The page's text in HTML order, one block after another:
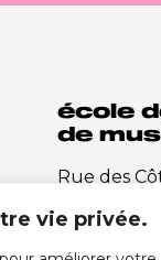
vie privée.
école
de
Rue des
+41 21 341